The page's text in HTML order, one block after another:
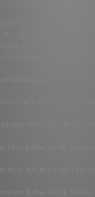
Komutanlığında
F, L, Levent Görgeç, L. E.,
saldırılar Silivri’yi her
verilen emirlerin ve
kullanılacak
için evlerde kalacak
evlere
kartı kullanılacak,
türlü doküman vakit
isim kullanılacak.